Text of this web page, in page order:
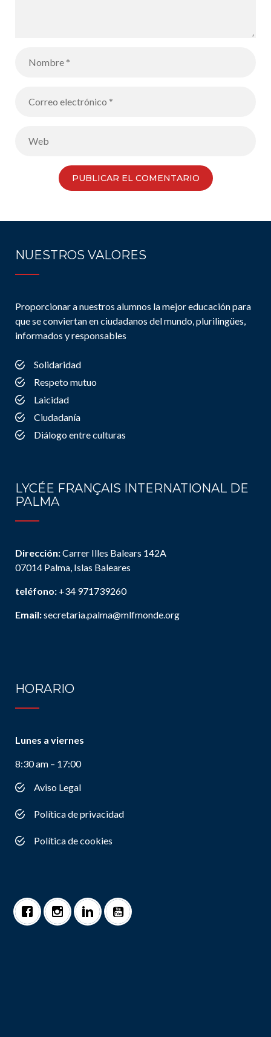
NUESTROS VALORES
Proporcionar a nuestros alumnos la mejor educación para
que se conviertan en ciudadanos del mundo, plurilingües,
informados y responsables
Solidaridad
Respeto mutuo
Laicidad
Ciudadanía
Diálogo entre culturas
LYCÉE FRANÇAIS INTERNATIONAL DE
PALMA
Dirección:Carrer Illes Balears 142A
07014 Palma, Islas Baleares
teléfono: +34 971739260
Email:secretaria.palma@mlfmonde.org
HORARIO
Lunes a viernes
8:30 am – 17:00
Aviso Legal
Política de privacidad
Política de cookies